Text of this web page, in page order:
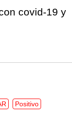
covid-19 y
Positivo